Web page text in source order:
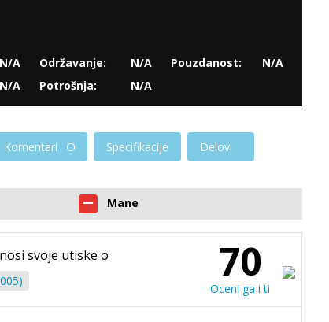
N/A
N/A
Održavanje:
N/A
Potrošnja:
N/A
Pouzdanost: N/A
Komentari Specifikacije Delovi
Mane
svoje utiske o 70
Oceni ga i ti